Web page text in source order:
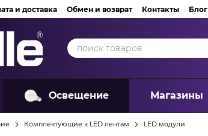
контенту
и доставка Обмен и возврат Контакты Блог
Освещение Магазины
Комплектующие к LED лентам LED модули